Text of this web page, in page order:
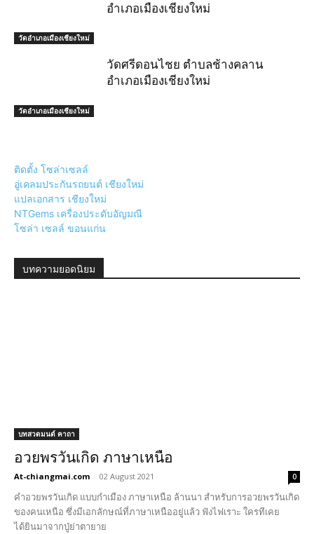
วัดอำเภอเมืองเชียงใหม่
อำเภอเมืองเชียงใหม่
วัดอำเภอเมืองเชียงใหม่
วัดศรีดอนไชย ตำบลช้างคลาน
อำเภอเมืองเชียงใหม่
ติดตั้ง โซล่าเซลล์
อู่เคลมประกันรถยนต์ เชียงใหม่
แปลเอกสาร เชียงใหม่
NTGems เครื่องประดับอัญมณี
โซล่า เซลล์ ขอนแก่น
บทความยอดนิยม
บทสวดมนต์ คาถา
อวยพรวันเกิด ภาษาเหนือ
At-chiangmai.com - 02 August 2021 0
คำอวยพรวันเกิด แบบกำเมือง ภาษาเหนือ ล้านนา สำหรับการอวยพรวันเกิด
ของคนเหนือ ซึ่งมีเอกลักษณ์ที่ภาษาเหนืออยู่แล้ว ฟังไฟเราะ ใครทีเคย
ได้ยินมาจากปู่ย่าตายาย